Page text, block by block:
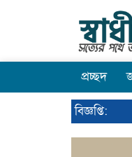
প্রচ্ছদ
বিজ্ঞপ্তি: